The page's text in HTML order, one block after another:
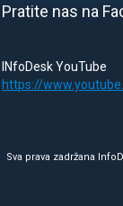
Pratite nas na
INfoDesk YouTube
https://
Sva prava zadržana